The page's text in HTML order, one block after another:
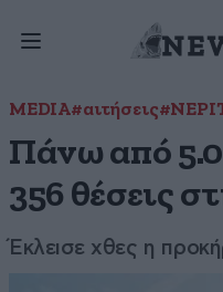
MEDIA#αιτήσεις
Πάνω από
356 θέσεις
Έκλεισε χθες η